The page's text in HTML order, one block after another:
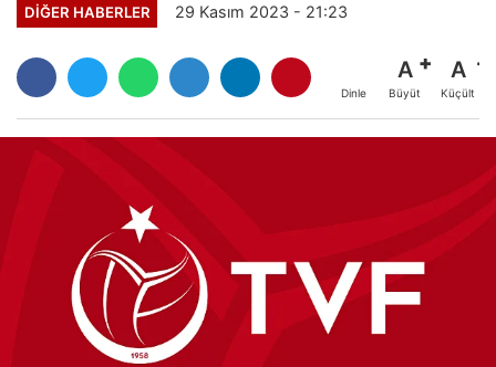
DIĞER HABERLER 29 Kasım 2023 - 21:23
Dinle
A
Büyüt
A
Küçült